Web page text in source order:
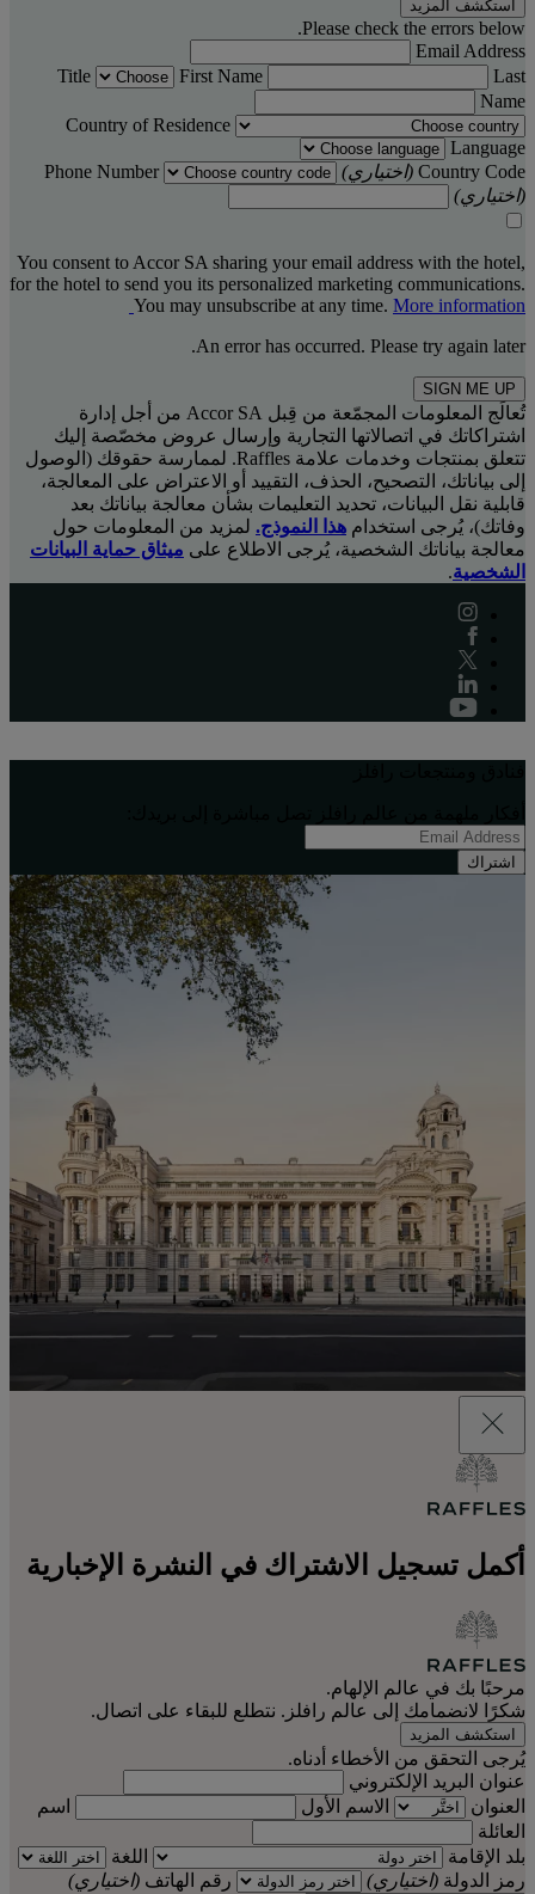
استكشف المزيد
Please check the errors below.
Email Address
Title
First Name
Last
Name
Country of Residence
Language
Country Code (اختياري)
Phone Number
(اختياري)
You consent to Accor SA sharing your email address with the hotel,
for the hotel to send you its personalized marketing communications.
You may unsubscribe at any time. More information
An error has occurred. Please try again later.
SIGN ME UP
تُعالَج المعلومات المجمّعة من قِبل Accor SA من أجل إدارة
اشتراكاتك في اتصالاتها التجارية وإرسال عروض مخصّصة إليك
تتعلق بمنتجات وخدمات علامة Raffles. لممارسة حقوقك (الوصول
إلى بياناتك، التصحيح، الحذف، التقييد أو الاعتراض على المعالجة،
قابلية نقل البيانات، تحديد التعليمات بشأن معالجة بياناتك بعد
وفاتك)، يُرجى استخدام هذا النموذج. لمزيد من المعلومات حول
معالجة بياناتك الشخصية، يُرجى الاطلاع على ميثاق حماية البيانات
الشخصية.
اشتراك
أكمل تسجيل الاشتراك في النشرة الإخبارية
مرحبًا بك في عالم الإلهام.
شكرًا لانضمامك إلى عالم رافلز. نتطلع للبقاء على اتصال.
استكشف المزيد
يُرجى التحقق من الأخطاء أدناه.
عنوان البريد الإلكتروني
العنوان
الاسم الأول
اسم
العائلة
بلد الإقامة
اللغة
رمز الدولة (اختياري) رقم الهاتف (اختياري)